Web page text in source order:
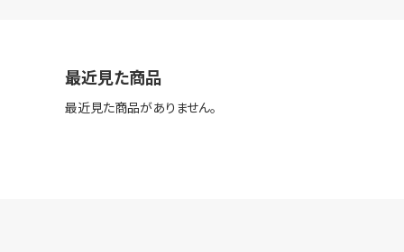
最近見た商品
最近見た商品がありません。